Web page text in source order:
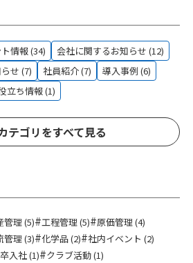
情報 (34)
会社に関するお知らせ (12)
せ (7)
社員紹介 (7)
導入事例 (6)
立ち情報 (1)
テゴリをすべて見る
管理 (5)#工程管理 (5)#原価管理 (4)
管理 (3)#化学品 (2)#社内イベント (2)
入社 (1)#クラブ活動 (1)